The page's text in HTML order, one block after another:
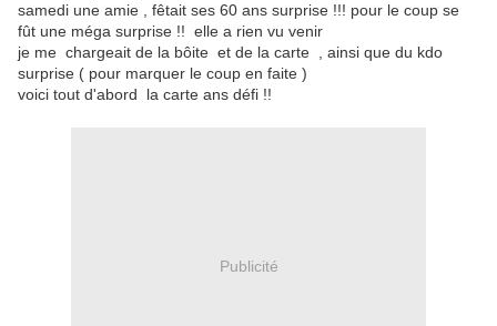
samedi une amie , fêtait ses 60 ans surprise !!! pour le coup se
fût une méga surprise !! elle a rien vu venir
je me chargeait de la bôite et de la carte , ainsi que du kdo
surprise ( pour marquer le coup en faite )
voici tout d'abord la carte ans défi !!
Publicité